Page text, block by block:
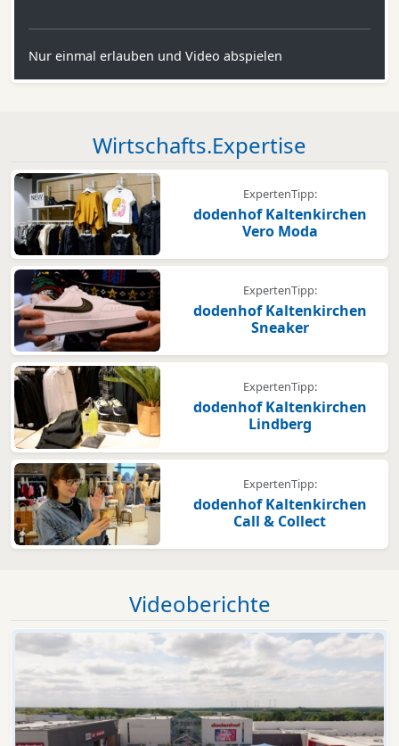
Nur einmal erlauben und Video abspielen
Wirtschafts.Expertise
ExpertenTipp:
dodenhof Kaltenkirchen
Vero Moda
ExpertenTipp:
dodenhof Kaltenkirchen
Sneaker
ExpertenTipp:
dodenhof Kaltenkirchen
Lindberg
ExpertenTipp:
dodenhof Kaltenkirchen
Call & Collect
Videoberichte